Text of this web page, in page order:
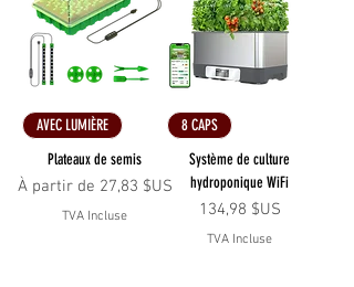
AVEC LUMIÈRE
Plateaux de semis
À partir de 27,83 $US
Prix promotionnel
TVA Incluse
8 CAPS
Système de culture
hydroponique WiFi
Prix
134,98 $US
TVA Incluse